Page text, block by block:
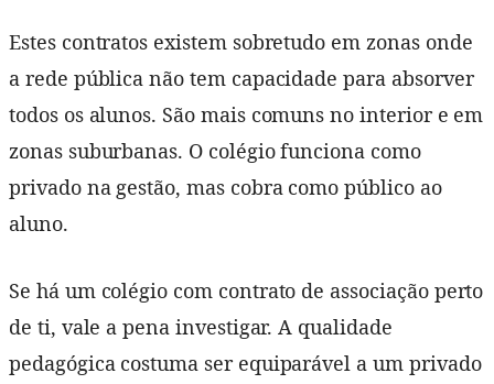
Estes contratos existem sobretudo em zonas onde
a rede pública não tem capacidade para absorver
todos os alunos. São mais comuns no interior e em
zonas suburbanas. O colégio funciona como
privado na gestão, mas cobra como público ao
aluno.
Se há um colégio com contrato de associação perto
de ti, vale a pena investigar. A qualidade
pedagógica costuma ser equiparável a um privado